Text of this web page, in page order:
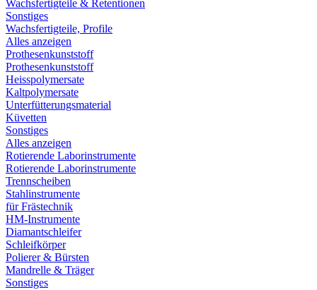
Wachsfertigteile & Retentionen
Sonstiges
Wachsfertigteile, Profile
Alles anzeigen
Prothesenkunststoff
Prothesenkunststoff
Heisspolymersate
Kaltpolymersate
Unterfütterungsmaterial
Küvetten
Sonstiges
Alles anzeigen
Rotierende Laborinstrumente
Rotierende Laborinstrumente
Trennscheiben
Stahlinstrumente
für Frästechnik
HM-Instrumente
Diamantschleifer
Schleifkörper
Polierer & Bürsten
Mandrelle & Träger
Sonstiges